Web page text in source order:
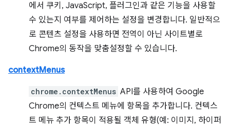
에서 쿠키, JavaScript, 플러그인과 같은 기능을 사용할
수 있는지 여부를 제어하는 설정을 변경합니다. 일반적으
로 콘텐츠 설정을 사용하면 전역이 아닌 사이트별로
Chrome의 동작을 맞춤설정할 수 있습니다.
contextMenus
chrome.contextMenus API를 사용하여 Google
Chrome의 컨텍스트 메뉴에 항목을 추가합니다. 컨텍스
트 메뉴 추가 항목이 적용될 객체 유형(예: 이미지, 하이퍼